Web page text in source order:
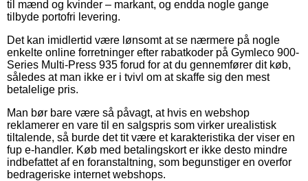
til mænd og kvinder – markant, og endda nogle gange
tilbyde portofri levering.
Det kan imidlertid være lønsomt at se nærmere på nogle
enkelte online forretninger efter rabatkoder på Gymleco 900-
Series Multi-Press 935 forud for at du gennemfører dit køb,
således at man ikke er i tvivl om at skaffe sig den mest
betalelige pris.
Man bør bare være så påvagt, at hvis en webshop
reklamerer en vare til en salgspris som virker urealistisk
tiltalende, så burde det tit være et karakteristika der viser en
fup e-handler. Køb med betalingskort er ikke desto mindre
indbefattet af en foranstaltning, som begunstiger en overfor
bedrageriske internet webshops.